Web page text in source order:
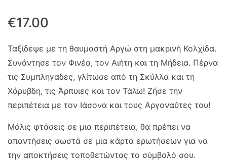
€17.00
Ταξίδεψε με τη θαυμαστή Αργώ στη μακρινή Κολχίδα.
Συνάντησε τον Φινέα, τον Αιήτη και τη Μήδεια. Πέρνα
τις Συμπληγαδες, γλίτωσε από τη Σκύλλα και τη
Χάρυβδη, τις Άρπυιες και τον Τάλω! Ζήσε την
περιπέτεια με τον Ιάσονα και τους Αργοναύτες του!
Μόλις φτάσεις σε μια περιπέτεια, θα πρέπει να
απαντήσεις σωστά σε μια κάρτα ερωτήσεων για να
την αποκτήσεις τοποθετώντας το σύμβολό σου.